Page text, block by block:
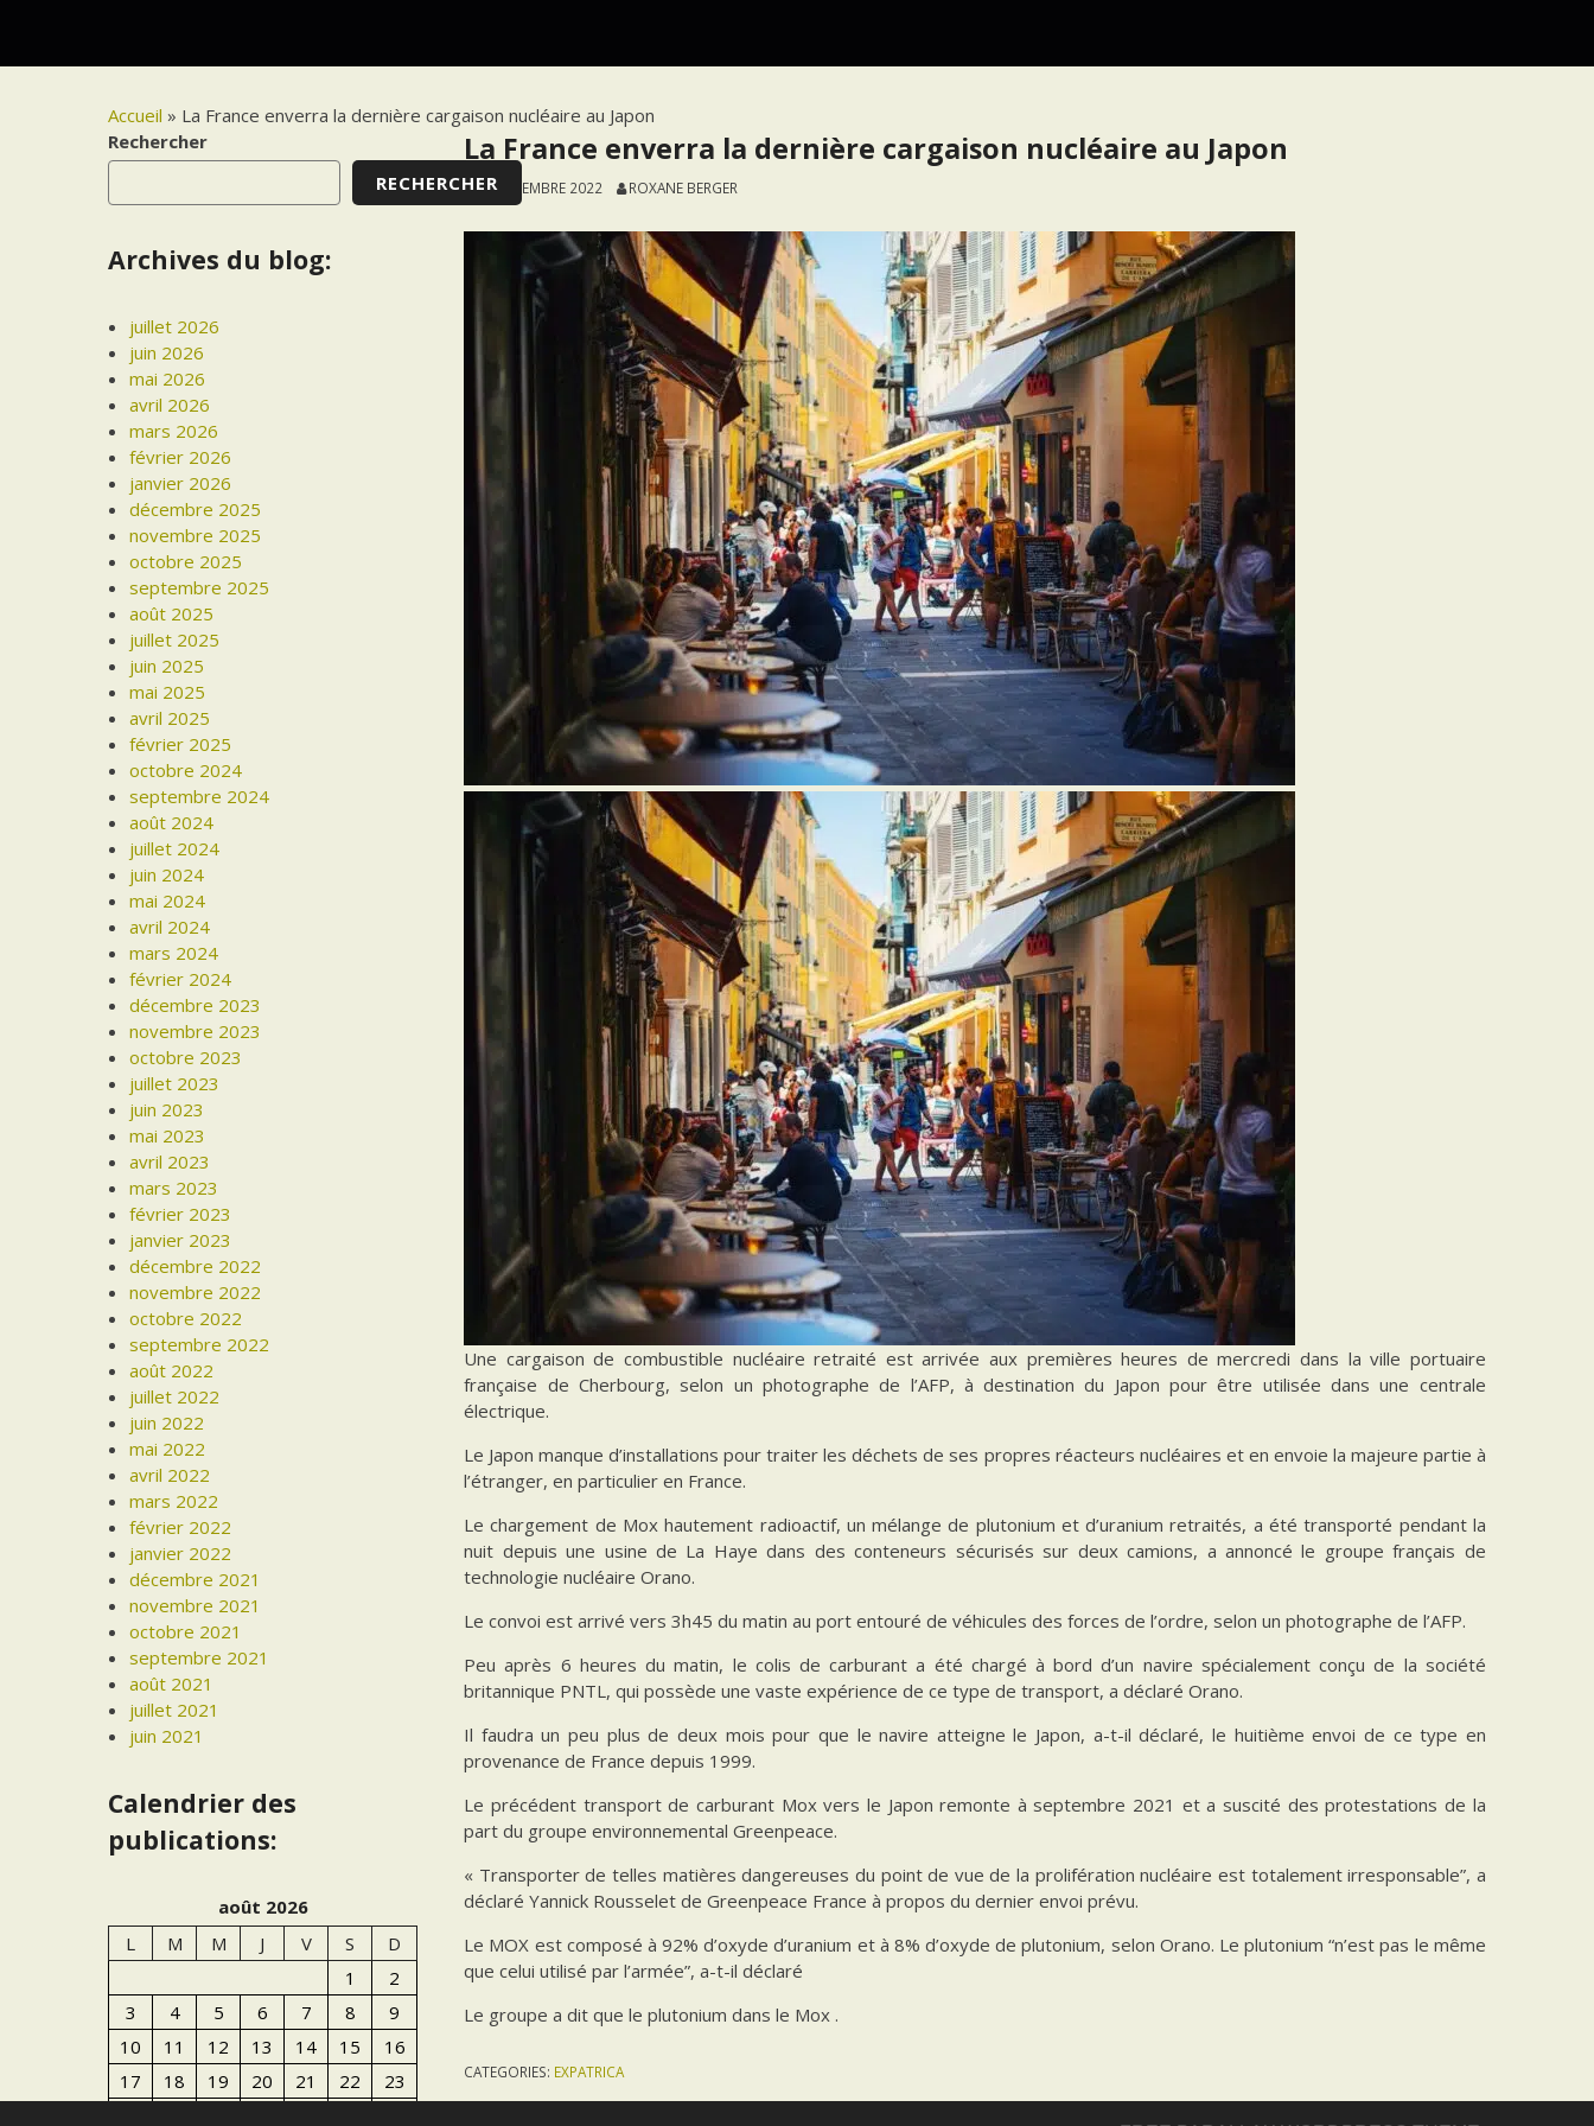
Accueil » La France enverra la dernière cargaison nucléaire au Japon
La France enverra la dernière cargaison nucléaire au Japon
7 SEPTEMBRE 2022 ROXANE BERGER
Une cargaison de combustible nucléaire retraité est arrivée aux premières heures de mercredi dans la ville portuaire
française de Cherbourg, selon un photographe de l’AFP, à destination du Japon pour être utilisée dans une centrale
électrique.
Le Japon manque d’installations pour traiter les déchets de ses propres réacteurs nucléaires et en envoie la majeure partie à
l’étranger, en particulier en France.
Le chargement de Mox hautement radioactif, un mélange de plutonium et d’uranium retraités, a été transporté pendant la
nuit depuis une usine de La Haye dans des conteneurs sécurisés sur deux camions, a annoncé le groupe français de
technologie nucléaire Orano.
Le convoi est arrivé vers 3h45 du matin au port entouré de véhicules des forces de l’ordre, selon un photographe de l’AFP.
Peu après 6 heures du matin, le colis de carburant a été chargé à bord d’un navire spécialement conçu de la société
britannique PNTL, qui possède une vaste expérience de ce type de transport, a déclaré Orano.
Il faudra un peu plus de deux mois pour que le navire atteigne le Japon, a-t-il déclaré, le huitième envoi de ce type en
provenance de France depuis 1999.
Le précédent transport de carburant Mox vers le Japon remonte à septembre 2021 et a suscité des protestations de la
part du groupe environnemental Greenpeace.
« Transporter de telles matières dangereuses du point de vue de la prolifération nucléaire est totalement irresponsable”, a
déclaré Yannick Rousselet de Greenpeace France à propos du dernier envoi prévu.
Le MOX est composé à 92% d’oxyde d’uranium et à 8% d’oxyde de plutonium, selon Orano. Le plutonium “n’est pas le même
que celui utilisé par l’armée”, a-t-il déclaré
Le groupe a dit que le plutonium dans le Mox .
CATEGORIES: EXPATRICA
NEXT POST
Rechercher
RECHERCHER
Archives du blog:
juillet 2026
juin 2026
mai 2026
avril 2026
mars 2026
février 2026
janvier 2026
décembre 2025
novembre 2025
octobre 2025
septembre 2025
août 2025
juillet 2025
juin 2025
mai 2025
avril 2025
février 2025
octobre 2024
septembre 2024
août 2024
juillet 2024
juin 2024
mai 2024
avril 2024
mars 2024
février 2024
décembre 2023
novembre 2023
octobre 2023
juillet 2023
juin 2023
mai 2023
avril 2023
mars 2023
février 2023
janvier 2023
décembre 2022
novembre 2022
octobre 2022
septembre 2022
août 2022
juillet 2022
juin 2022
mai 2022
avril 2022
mars 2022
février 2022
janvier 2022
décembre 2021
novembre 2021
octobre 2021
septembre 2021
août 2021
juillet 2021
juin 2021
Calendrier des
publications:
août 2026
L
M M J V S
D
1
2
3
4 5 6 7 8
9
10
11 12 13 14 15
16
17
18 19 20 21 22
23